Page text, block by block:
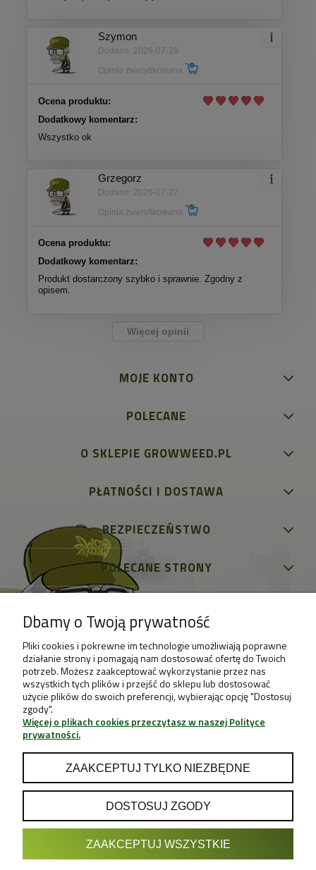
Szymon
Dodano: 2026-07-29
Opinia zweryfikowana
Ocena produktu:
Dodatkowy komentarz:
Wszystko ok
Grzegorz
Dodano: 2026-07-27
Opinia zweryfikowana
Ocena produktu:
Dodatkowy komentarz:
Produkt dostarczony szybko i sprawnie. Zgodny z
opisem.
Więcej opinii
MOJE KONTO
POLECANE
O SKLEPIE GROWWEED.PL
PŁATNOŚCI I DOSTAWA
BEZPIECZEŃSTWO
POLECANE STRONY
Projekt & Support:GRUPA
POKAŻ PEŁNĄ WERSJĘ STRONY
Sklep internetowy Shoper.pl
Dbamy o Twoją prywatność
Pliki cookies i pokrewne im technologie umożliwiają poprawne
działanie strony i pomagają nam dostosować ofertę do Twoich
potrzeb. Możesz zaakceptować wykorzystanie przez nas
wszystkich tych plików i przejść do sklepu lub dostosować
użycie plików do swoich preferencji, wybierając opcję "Dostosuj
zgody".
Więcej o plikach cookies przeczytasz w naszej Polityce
prywatności.
ZAAKCEPTUJ TYLKO NIEZBĘDNE
DOSTOSUJ ZGODY
ZAAKCEPTUJ WSZYSTKIE